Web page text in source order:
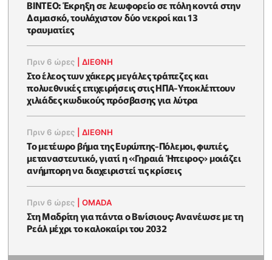
ΒΙΝΤΕΟ: Έκρηξη σε λεωφορείο σε πόλη κοντά στην
Δαμασκό, τουλάχιστον δύο νεκροί και 13
τραυματίες
Πριν 6 ώρες |ΔΙΕΘΝΗ
Στο έλεος των χάκερς μεγάλες τράπεζες και
πολυεθνικές επιχειρήσεις στις ΗΠΑ-Υποκλέπτουν
χιλιάδες κωδικούς πρόσβασης για λύτρα
Πριν 6 ώρες |ΔΙΕΘΝΗ
Το μετέωρο βήμα της Ευρώπης-Πόλεμοι, φωτιές,
μεταναστευτικό, γιατί η «Γηραιά Ήπειρος» μοιάζει
ανήμπορη να διαχειριστεί τις κρίσεις
Πριν 6 ώρες |OMADA
Στη Μαδρίτη για πάντα ο Βινίσιους: Ανανέωσε με τη
Ρεάλ μέχρι το καλοκαίρι του 2032